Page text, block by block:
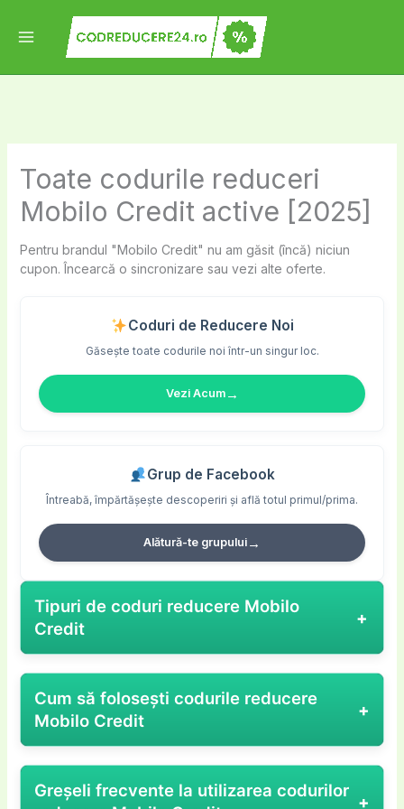
content
Toate codurile reduceri
Mobilo Credit active [2025]
Pentru brandul "Mobilo Credit" nu am găsit (încă) niciun
cupon. Încearcă o sincronizare sau vezi alte oferte.
Coduri de Reducere Noi
Găsește toate codurile noi într-un singur loc.
Vezi Acum→
Grup de Facebook
Întreabă, împărtășește descoperiri și află totul primul/prima.
Alătură-te grupului →
Tipuri de coduri reducere Mobilo
Credit
adapta perfect nevoilor specifice ale clienților
care caută soluții rapide și flexibile de finanțare.
oferă credite rapide online, folosește diverse
tipuri de coduri promoționale
cupone reducere
Cum să folosești codurile reducere
Mobilo Credit
Credit și să economisești bani folosind uncod
Greșeli frecvente la utilizarea codurilor